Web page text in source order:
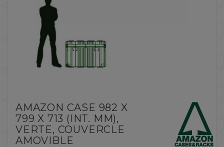
AMAZON CASE 982 X
799 X 713 (INT. MM),
VERTE, COUVERCLE
AMOVIBLE